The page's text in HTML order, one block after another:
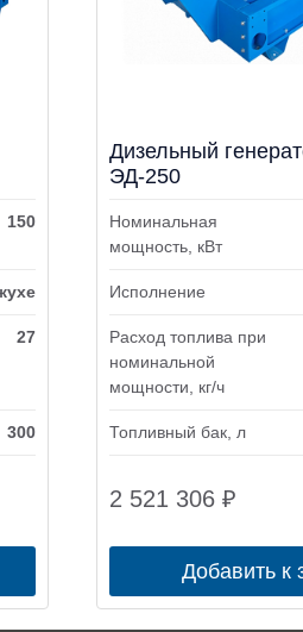
150
27
300
Дизельный
ЭД-250
Номинальная
мощность, кВт
Исполнение
Расход топлива при
номинальной
мощности, кг/ч
Топливный бак, л
2 521 306 ₽
Добавить к